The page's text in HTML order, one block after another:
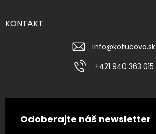
KONTAKT
info@kotucovo.sk
+421 940 363 015
Odoberajte náš newsletter